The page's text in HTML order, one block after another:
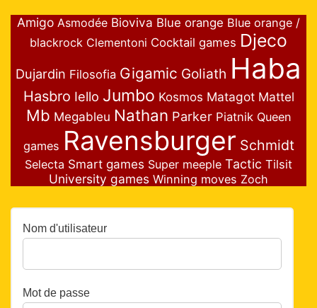
Amigo Asmodée Bioviva Blue orange Blue orange /
blackrock Clementoni Cocktail games Djeco
Dujardin Filosofia Gigamic Goliath Haba
Hasbro Iello Jumbo Kosmos Matagot Mattel
Mb Megableu Nathan Parker Piatnik Queen
games Ravensburger Schmidt
Selecta Smart games Super meeple Tactic Tilsit
University games Winning moves Zoch
Nom d'utilisateur
Mot de passe